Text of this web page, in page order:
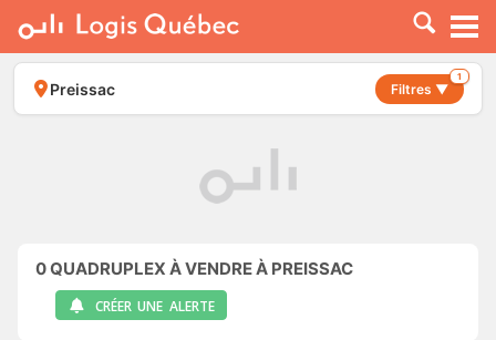
À LOUER
À VENDRE
PLACER UNE ANNONCE
Preissac Filtres ▼
1
0QUADRUPLEX À VENDRE À PREISSAC
CRÉER UNE ALERTE